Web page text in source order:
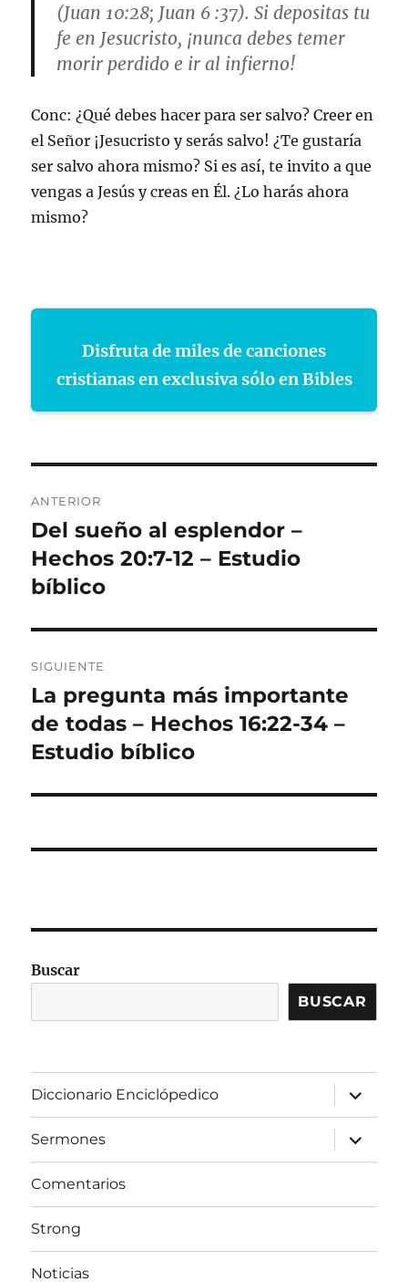
(Juan 10:28; Juan 6 :37). Si depositas tu
fe en Jesucristo, ¡nunca debes temer
morir perdido e ir al infierno!
Conc: ¿Qué debes hacer para ser salvo? Creer en
el Señor ¡Jesucristo y serás salvo! ¿Te gustaría
ser salvo ahora mismo? Si es así, te invito a que
vengas a Jesús y creas en Él. ¿Lo harás ahora
mismo?
Disfruta de miles de canciones
cristianas en exclusiva sólo en Bibles
de
entradas
ANTERIOR
Entrada
anterior:
Del sueño al esplendor –
Hechos 20:7-12 – Estudio
bíblico
SIGUIENTE
Entrada
siguiente:
La pregunta más importante
de todas – Hechos 16:22-34 –
Estudio bíblico
Buscar
BUSCAR
Diccionario Enciclópedico
expandir
el
menú
inferior
Sermones
expandir
el
menú
Comentarios
Strong
Noticias